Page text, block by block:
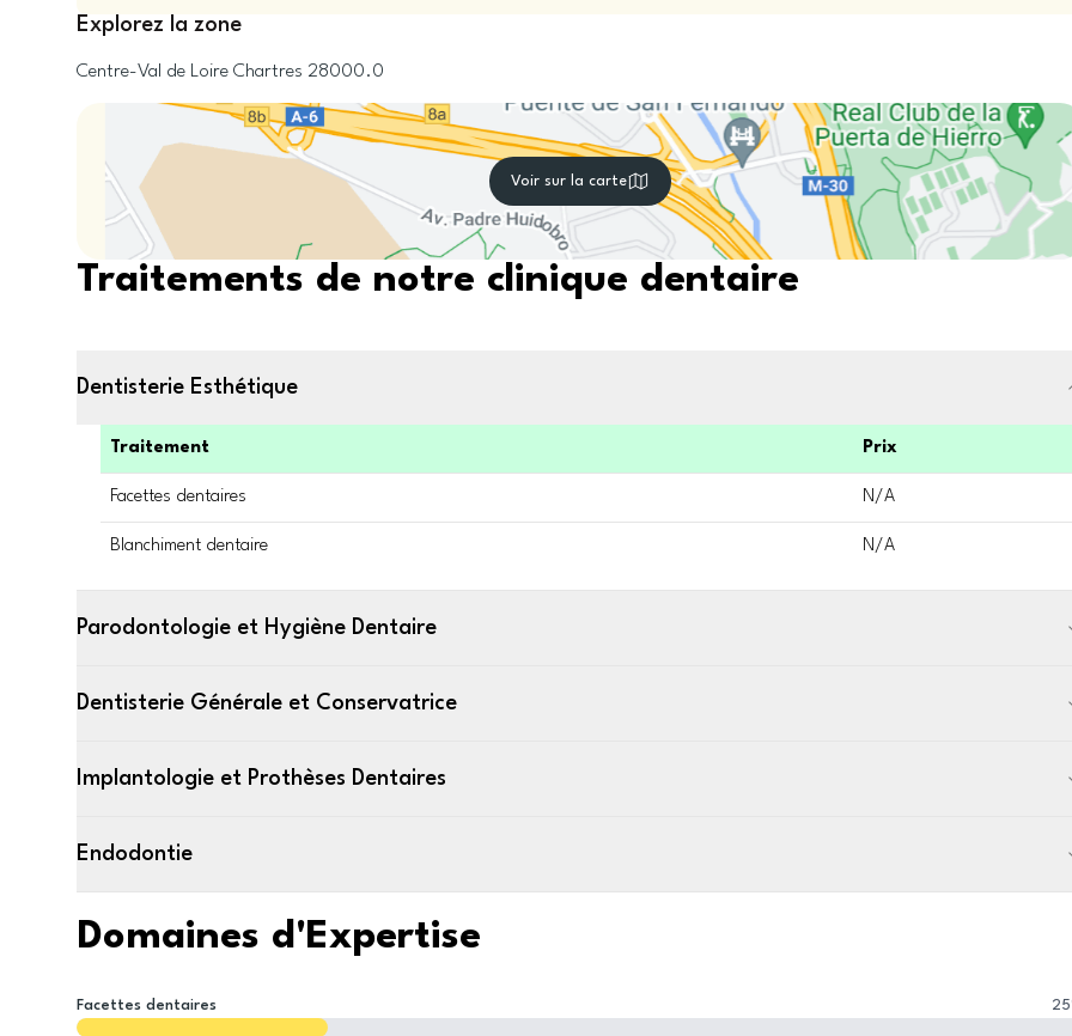
Explorez la zone
Centre-Val de Loire Chartres 28000.0
Voir sur la carte
Traitements de notre clinique dentaire
Dentisterie Esthétique
Traitement Prix
Facettes dentaires N/A
Blanchiment dentaire N/A
Parodontologie et Hygiène Dentaire
Dentisterie Générale et Conservatrice
Implantologie et Prothèses Dentaires
Endodontie
Domaines d'Expertise
Facettes dentaires 25